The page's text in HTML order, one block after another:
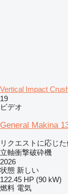
Vertical Impact
19
ビデオ
General Makina
リクエストに応じた
立軸衝撃破砕機
2026
状態 新しい
122.45 HP (90 kW)
燃料 電気